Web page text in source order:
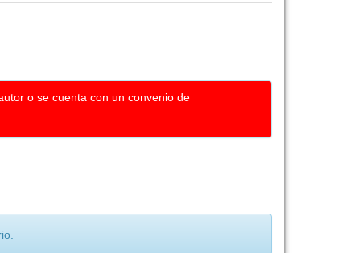
o se cuenta con un convenio de